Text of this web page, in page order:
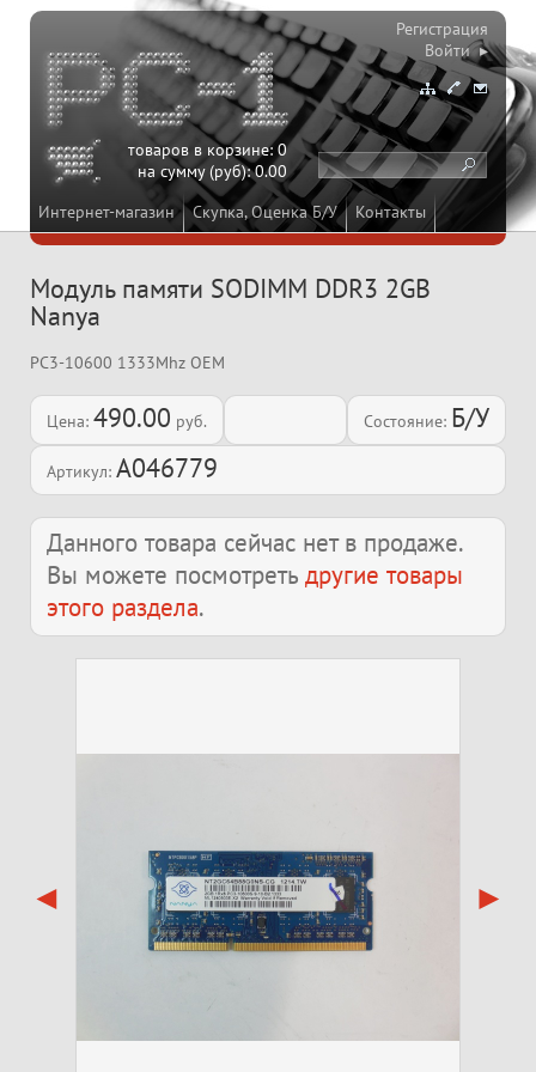
Интернет-магазин Скупка, Оценка Б/У Контакты
товаров в корзине:0
на сумму (руб):0.00
Регистрация
Войти ▸
Модуль памяти SODIMM DDR3 2GB
Nanya
PC3-10600 1333Mhz OEM
Цена: 490.00 руб. Состояние: Б/У
Артикул: A046779
Данного товара сейчас нет в продаже.
Вы можете посмотреть другие товары
этого раздела.